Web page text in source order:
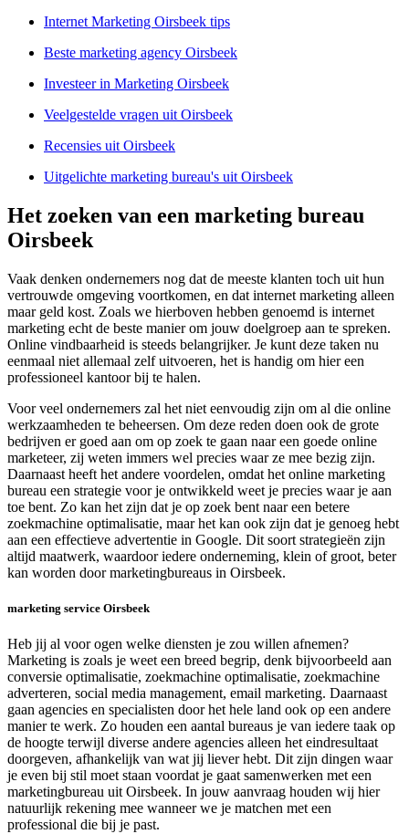
Internet Marketing Oirsbeek tips
Beste marketing agency Oirsbeek
Investeer in Marketing Oirsbeek
Veelgestelde vragen uit Oirsbeek
Recensies uit Oirsbeek
Uitgelichte marketing bureau's uit Oirsbeek
Het zoeken van een marketing bureau
Oirsbeek
Vaak denken ondernemers nog dat de meeste klanten toch uit hun
vertrouwde omgeving voortkomen, en dat internet marketing alleen
maar geld kost. Zoals we hierboven hebben genoemd is internet
marketing echt de beste manier om jouw doelgroep aan te spreken.
Online vindbaarheid is steeds belangrijker. Je kunt deze taken nu
eenmaal niet allemaal zelf uitvoeren, het is handig om hier een
professioneel kantoor bij te halen.
Voor veel ondernemers zal het niet eenvoudig zijn om al die online
werkzaamheden te beheersen. Om deze reden doen ook de grote
bedrijven er goed aan om op zoek te gaan naar een goede online
marketeer, zij weten immers wel precies waar ze mee bezig zijn.
Daarnaast heeft het andere voordelen, omdat het online marketing
bureau een strategie voor je ontwikkeld weet je precies waar je aan
toe bent. Zo kan het zijn dat je op zoek bent naar een betere
zoekmachine optimalisatie, maar het kan ook zijn dat je genoeg hebt
aan een effectieve advertentie in Google. Dit soort strategieën zijn
altijd maatwerk, waardoor iedere onderneming, klein of groot, beter
kan worden door marketingbureaus in Oirsbeek.
marketing service Oirsbeek
Heb jij al voor ogen welke diensten je zou willen afnemen?
Marketing is zoals je weet een breed begrip, denk bijvoorbeeld aan
conversie optimalisatie, zoekmachine optimalisatie, zoekmachine
adverteren, social media management, email marketing. Daarnaast
gaan agencies en specialisten door het hele land ook op een andere
manier te werk. Zo houden een aantal bureaus je van iedere taak op
de hoogte terwijl diverse andere agencies alleen het eindresultaat
doorgeven, afhankelijk van wat jij liever hebt. Dit zijn dingen waar
je even bij stil moet staan voordat je gaat samenwerken met een
marketingbureau uit Oirsbeek. In jouw aanvraag houden wij hier
natuurlijk rekening mee wanneer we je matchen met een
professional die bij je past.